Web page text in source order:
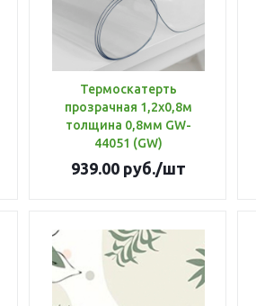
Термоскатерть
прозрачная 1,2х0,8м
толщина 0,8мм GW-
44051 (GW)
939.00руб./шт